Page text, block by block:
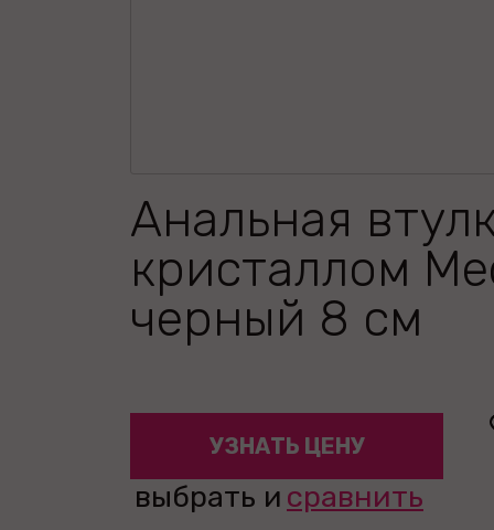
Анальная
кристаллом
черный 8 см
УЗНАТЬ ЦЕНУ
выбрать и сравнить